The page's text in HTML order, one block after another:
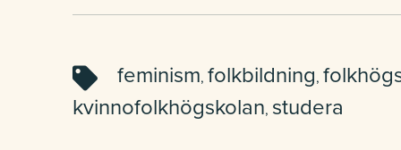
feminism, folkbildning,
kvinnofolkhögskolan, studera